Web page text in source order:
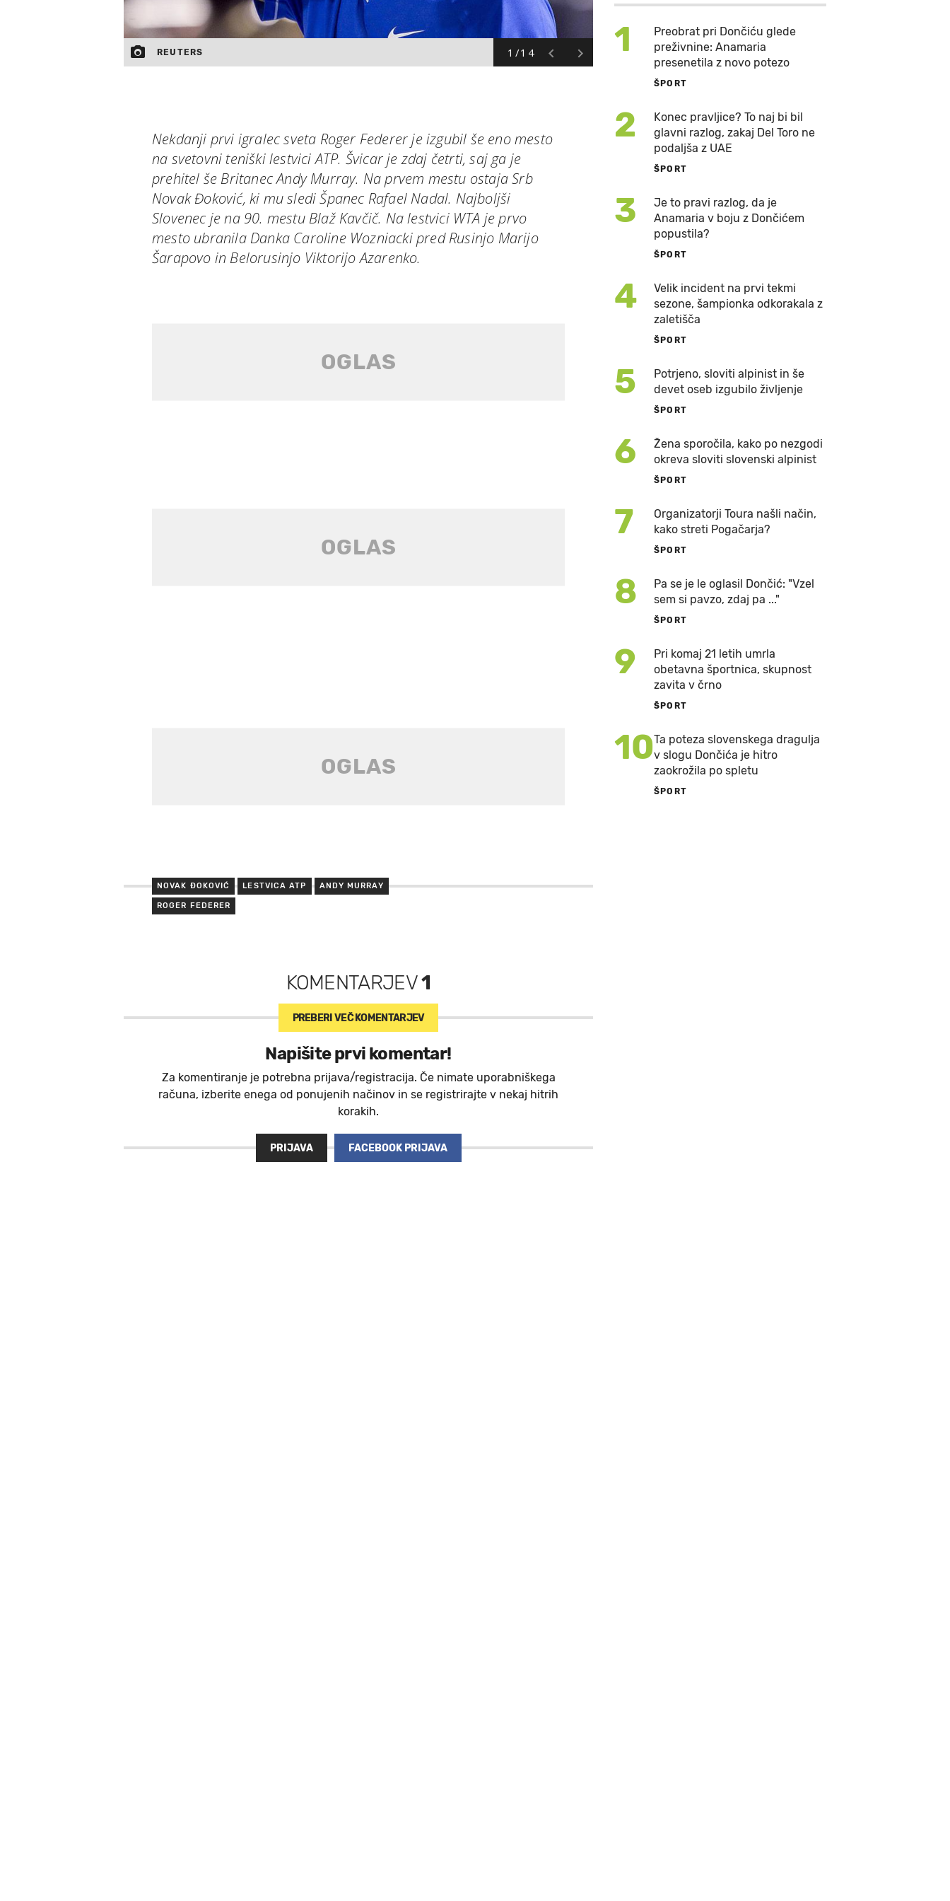
1/14
REUTERS
Nekdanji prvi igralec sveta Roger Federer je izgubil še eno mesto
na svetovni teniški lestvici ATP. Švicar je zdaj četrti, saj ga je
prehitel še Britanec Andy Murray. Na prvem mestu ostaja Srb
Novak Đoković, ki mu sledi Španec Rafael Nadal. Najboljši
Slovenec je na 90. mestu Blaž Kavčič. Na lestvici WTA je prvo
mesto ubranila Danka Caroline Wozniacki pred Rusinjo Marijo
Šarapovo in Belorusinjo Viktorijo Azarenko.
NOVAK ĐOKOVIĆ LESTVICA ATP ANDY MURRAY
ROGER FEDERER
KOMENTARJEV1
PREBERI VEČ KOMENTARJEV
Napišite prvi komentar!
Za komentiranje je potrebna prijava/registracija. Če nimate uporabniškega
računa, izberite enega od ponujenih načinov in se registrirajte v nekaj hitrih
korakih.
PRIJAVA FACEBOOK PRIJAVA
1
Preobrat pri Dončiću glede
preživnine: Anamaria
presenetila z novo potezo
ŠPORT
2
Konec pravljice? To naj bi bil
glavni razlog, zakaj Del Toro ne
podaljša z UAE
ŠPORT
3
Je to pravi razlog, da je
Anamaria v boju z Dončićem
popustila?
ŠPORT
4
Velik incident na prvi tekmi
sezone, šampionka odkorakala z
zaletišča
ŠPORT
5
Potrjeno, sloviti alpinist in še
devet oseb izgubilo življenje
ŠPORT
6
Žena sporočila, kako po nezgodi
okreva sloviti slovenski alpinist
ŠPORT
7
Organizatorji Toura našli način,
kako streti Pogačarja?
ŠPORT
8
Pa se je le oglasil Dončić: "Vzel
sem si pavzo, zdaj pa ..."
ŠPORT
9
Pri komaj 21 letih umrla
obetavna športnica, skupnost
zavita v črno
ŠPORT
10Ta poteza slovenskega dragulja
v slogu Dončića je hitro
zaokrožila po spletu
ŠPORT